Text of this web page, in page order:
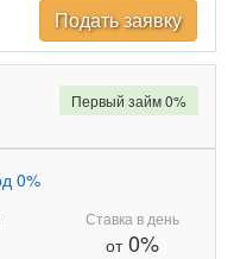
Подать заявку
0%
Ставка в день
от0%
Первый займ 0%